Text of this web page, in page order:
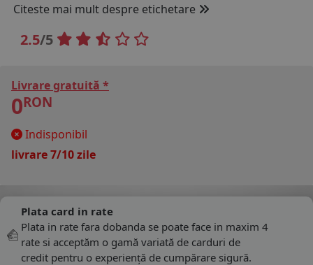
Citeste mai mult despre etichetare
2.5/5
Livrare gratuită *
0RON
Indisponibil
livrare 7/10 zile
Plata card in rate
Plata in rate fara dobanda se poate face in maxim 4
rate si acceptăm o gamă variată de carduri de
credit pentru o experiență de cumpărare sigură.